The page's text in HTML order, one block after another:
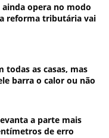
opera no modo
reforma tributária vai
todas as casas, mas
barra o calor ou não
a parte mais
de erro